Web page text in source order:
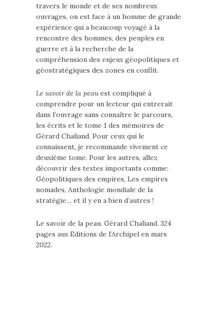
travers le monde et de ses nombreux
ouvrages, on est face à un homme de grande
expérience qui a beaucoup voyagé à la
rencontre des hommes, des peuples en
guerre et à la recherche de la
compréhension des enjeux géopolitiques et
géostratégiques des zones en conflit.
Le savoir de la peau est compliqué à
comprendre pour un lecteur qui entrerait
dans l’ouvrage sans connaître le parcours,
les écrits et le tome 1 des mémoires de
Gérard Chaliand. Pour ceux qui le
connaissent, je recommande vivement ce
deuxième tome. Pour les autres, allez
découvrir des textes importants comme:
Géopolitiques des empires, Les empires
nomades, Anthologie mondiale de la
stratégie… et il y en a bien d’autres !
Le savoir de la peau. Gérard Chaliand. 324
pages aux Editions de l’Archipel en mars
2022.